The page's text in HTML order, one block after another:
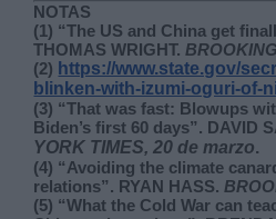
NOTAS
(1) “The US and China get
THOMAS WRIGHT.
(2) https://www.state.gov/
blinken-with-izumi-oguri-of-
(3) “That was fast: Blowups
Biden’s first 60 days”. DAVID
YORK TIMES, 20 de marzo.
(4) “Avoiding the climate
relations”. RYAN HASS.
(5) “What the Cold War can